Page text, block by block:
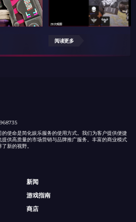
阅读更多
使命是简化娱乐服务的使用方式。我们为客户提供便捷
供高质量的市场营销与品牌推广服务。丰富的商业模式
新的视野。
新闻
游戏指南
商店